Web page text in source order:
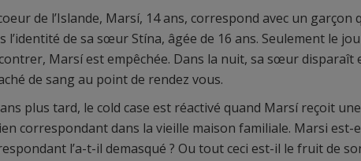
de l’Islande, Marsí, 14 ans, correspond avec un garçon
l’identité de sa sœur Stína, âgée de 16 ans. Seulement le
Marsí est empêchée. Dans la nuit, sa sœur
de sang au point de rendez vous.
plus tard, le cold case est réactivé quand Marsí reçoit
correspondant dans la vieille maison familiale. Marsi est-
l’a-t-il demasqué ? Ou tout ceci est-il le fruit de